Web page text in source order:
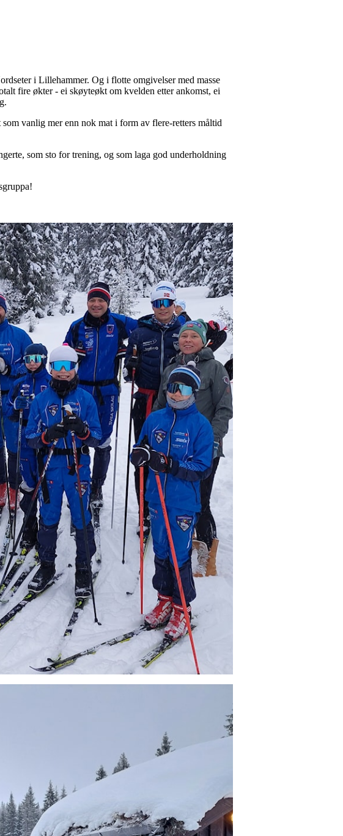
i Lillehammer. Og i flotte omgivelser med masse
fire økter - ei skøyteøkt om kvelden etter ankomst, ei
vanlig mer enn nok mat i form av flere-retters måltid
som sto for trening, og som laga god underholdning